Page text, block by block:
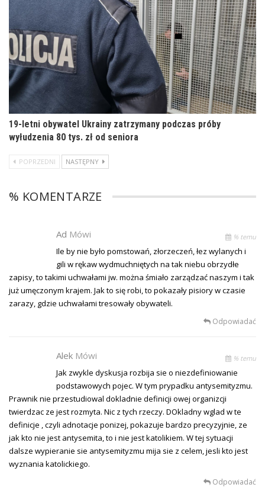
19-letni obywatel Ukrainy zatrzymany podczas próby
wyłudzenia 80 tys. zł od seniora
POPRZEDNI NASTĘPNY
% KOMENTARZE
Ad Mówi % temu
Ile by nie było pomstowań, złorzeczeń, łez wylanych i
gili w rękaw wydmuchniętych na tak niebu obrzydłe
zapisy, to takimi uchwałami jw. można śmiało zarządzać naszym i tak
już umęczonym krajem. Jak to się robi, to pokazały pisiory w czasie
zarazy, gdzie uchwałami tresowały obywateli.
Odpowiadać
Alek Mówi % temu
Jak zwykle dyskusja rozbija sie o niezdefiniowanie
podstawowych pojec. W tym prypadku antysemityzmu.
Prawnik nie przestudiowal dokladnie definicji owej organizcji
twierdzac ze jest rozmyta. Nic z tych rzeczy. DOkladny wglad w te
definicje , czyli adnotacje ponizej, pokazuje bardzo precyzyjnie, ze
jak kto nie jest antysemita, to i nie jest katolikiem. W tej sytuacji
dalsze wypieranie sie antysemityzmu mija sie z celem, jesli kto jest
wyznania katolickiego.
Odpowiadać